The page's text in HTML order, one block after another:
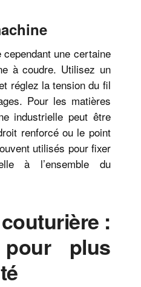
une certaine
à coudre. Utilisez un
réglez la tension du fil
Pour les matières
industrielle peut être
renforcé ou le point
utilisés pour fixer
à l’ensemble du
:
pour plus